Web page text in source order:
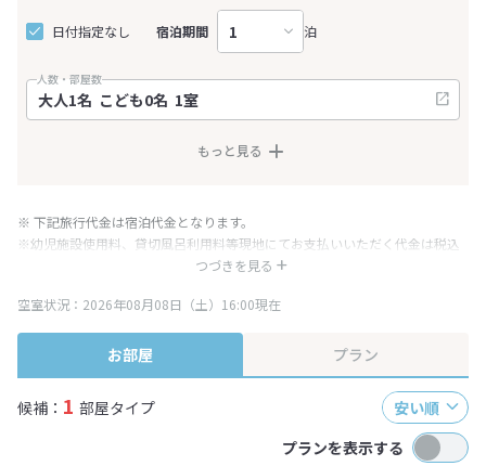
日付指定なし 宿泊期間 泊
人数・部屋数
もっと見る
つづきを見る
※ 下記旅行代金は宿泊代金となります。
※幼児施設使用料、貸切風呂利用料等現地にてお支払いいただく代金は税込
み表記となりますが、消費税増税に伴い代金が一部変更となる場合がござい
※表示されている旅行代金・プラン内容は一定時間ごとに更新されます。最
終確認画面でご確認ください。
空室状況：2026年08月08日（土）16:00現在
お部屋 プラン
候補： 1 部屋タイプ
安い順
プランを表示する